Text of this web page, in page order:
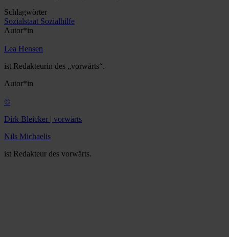
Schlagwörter
Sozialstaat Sozialhilfe
Autor*in
Lea Hensen
ist Redakteurin des „vorwärts“.
Autor*in
©
Dirk Bleicker | vorwärts
Nils Michaelis
ist Redakteur des vorwärts.